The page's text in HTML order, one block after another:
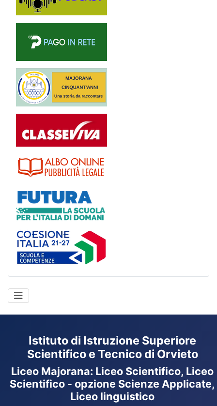
PagoinRete
Istituto di Istruzione Superiore
Scientifico e Tecnico di Orvieto
Liceo Majorana: Liceo Scientifico, Liceo
Scientifico - opzione Scienze Applicate,
Liceo linguistico